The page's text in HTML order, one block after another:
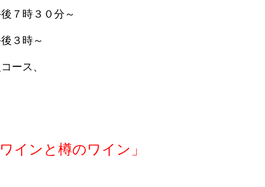
７時３０分～
３時～
ース、
インと樽のワイン」